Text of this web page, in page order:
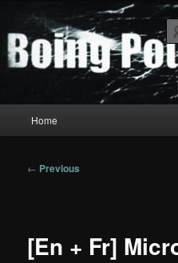
primary
contentBoing Poum
Home
Post
← Previous
[En + Fr]